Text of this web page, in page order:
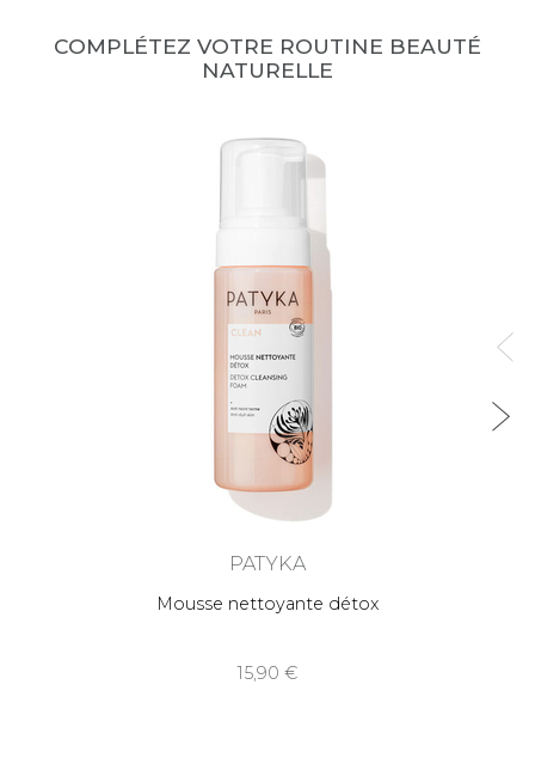
COMPLÉTEZ VOTRE ROUTINE BEAUTÉ
NATURELLE
PATYKA
Mousse nettoyante détox
15,90